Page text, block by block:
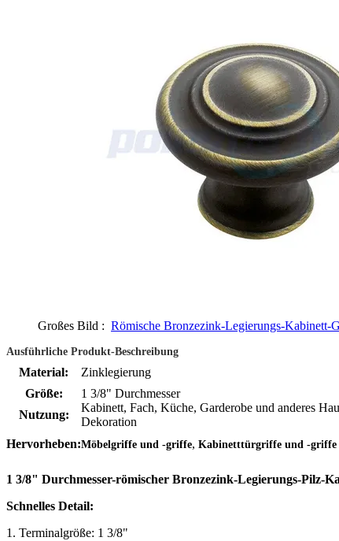
Großes Bild : Römische Bronzezink-Legierungs-
Ausführliche Produkt-Beschreibung
Material: Zinklegierung
Größe:
1 3/8" Durchmesser
Nutzung:
Kabinett, Fach, Küche, Garderobe und anderes
Dekoration
Hervorheben:Möbelgriffe und -griffe, Kabinetttürgriffe und -griffe
1 3/8" Durchmesser-römischer Bronzezink-Legierungs-Pilz-
Schnelles Detail:
1. Terminalgröße: 1 3/8"